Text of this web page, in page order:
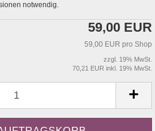
notwendig.
59,00 EUR
59,00 EUR pro Shop
zzgl. 19% MwSt.
70,21 EUR inkl. 19% MwSt.